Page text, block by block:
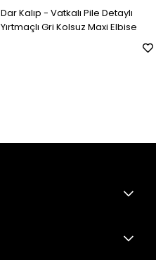
Dar Kalıp - Vatkalı Pile Detaylı
Yırtmaçlı Gri Kolsuz Maxi Elbise